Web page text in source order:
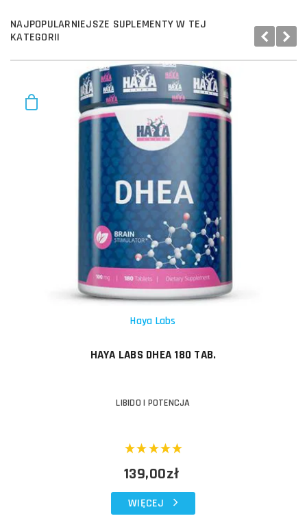
NAJPOPULARNIEJSZE SUPLEMENTY W TEJ
KATEGORII
Haya Labs
HAYA LABS DHEA 180 TAB.
LIBIDO I POTENCJA
139,00zł
WIĘCEJ